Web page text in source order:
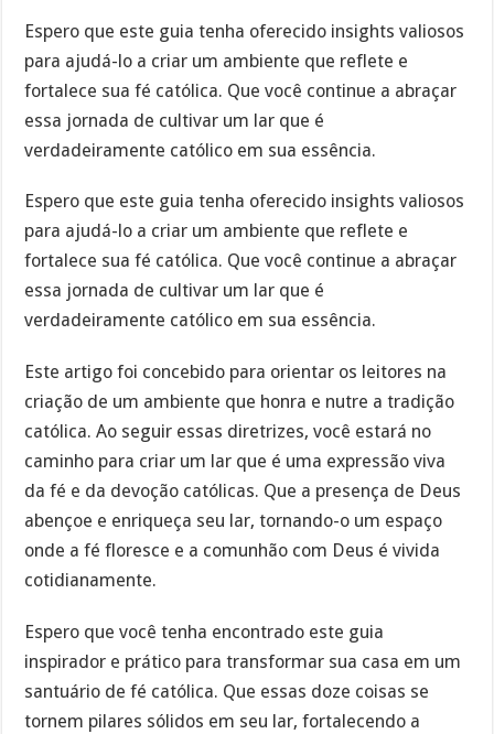
Espero que este guia tenha oferecido insights valiosos
para ajudá-lo a criar um ambiente que reflete e
fortalece sua fé católica. Que você continue a abraçar
essa jornada de cultivar um lar que é
verdadeiramente católico em sua essência.
Espero que este guia tenha oferecido insights valiosos
para ajudá-lo a criar um ambiente que reflete e
fortalece sua fé católica. Que você continue a abraçar
essa jornada de cultivar um lar que é
verdadeiramente católico em sua essência.
Este artigo foi concebido para orientar os leitores na
criação de um ambiente que honra e nutre a tradição
católica. Ao seguir essas diretrizes, você estará no
caminho para criar um lar que é uma expressão viva
da fé e da devoção católicas. Que a presença de Deus
abençoe e enriqueça seu lar, tornando-o um espaço
onde a fé floresce e a comunhão com Deus é vivida
cotidianamente.
Espero que você tenha encontrado este guia
inspirador e prático para transformar sua casa em um
santuário de fé católica. Que essas doze coisas se
tornem pilares sólidos em seu lar, fortalecendo a